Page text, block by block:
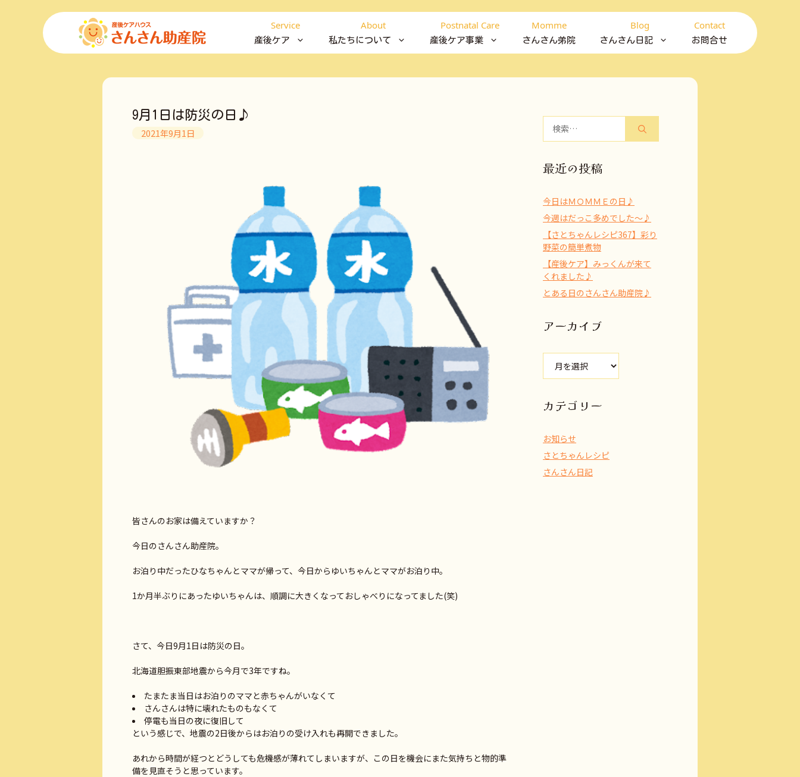
Service
産後ケア
About
私たちについて
Postnatal Care
産後ケア事業
Momme
さんさん弟院
Blog
さんさん日記
Contact
お問合せ
9月1日は防災の日♪
2021年9月1日
皆さんのお家は備えていますか？
今日のさんさん助産院。
お泊り中だったひなちゃんとママが帰って、今日からゆいちゃんとママがお泊り中。
1か月半ぶりにあったゆいちゃんは、順調に大きくなっておしゃべりになってました(笑)
さて、今日9月1日は防災の日。
北海道胆振東部地震から今月で3年ですね。
たまたま当日はお泊りのママと赤ちゃんがいなくて
さんさんは特に壊れたものもなくて
停電も当日の夜に復旧して
という感じで、地震の2日後からはお泊りの受け入れも再開できました。
あれから時間が経つとどうしても危機感が薄れてしまいますが、この日を機会にまた気持ちと物的準
備を見直そうと思っています。
最近の投稿
今日はＭＯＭＭＥの日♪
今週はだっこ多めでした～♪
【さとちゃんレシピ367】彩り
野菜の簡単煮物
【産後ケア】みっくんが来て
くれました♪
とある日のさんさん助産院♪
アーカイブ
ブ
カテゴリー
お知らせ
さとちゃんレシピ
さんさん日記